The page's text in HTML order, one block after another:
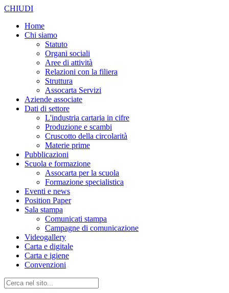
CHIUDI
Home
Chi siamo
Statuto
Organi sociali
Aree di attività
Relazioni con la filiera
Struttura
Assocarta Servizi
Aziende associate
Dati di settore
L'industria cartaria in cifre
Produzione e scambi
Cruscotto della circolarità
Materie prime
Pubblicazioni
Scuola e formazione
Assocarta per la scuola
Formazione specialistica
Eventi e news
Position Paper
Sala stampa
Comunicati stampa
Campagne di comunicazione
Videogallery
Carta e digitale
Carta e igiene
Convenzioni